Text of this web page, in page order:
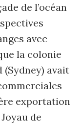
de l’océan
avec
la colonie
(Sydney) avait
exportation
de